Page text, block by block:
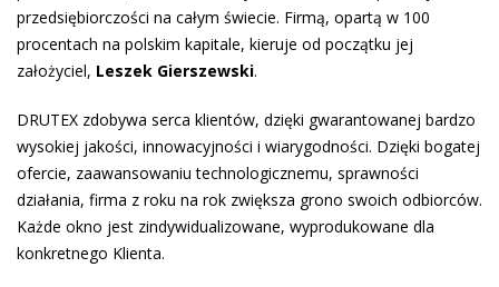
przedsiębiorczości na całym świecie. Firmą, opartą w 100
procentach na polskim kapitale, kieruje od początku jej
założyciel, Leszek Gierszewski.
DRUTEX zdobywa serca klientów, dzięki gwarantowanej bardzo
wysokiej jakości, innowacyjności i wiarygodności. Dzięki bogatej
ofercie, zaawansowaniu technologicznemu, sprawności
działania, firma z roku na rok zwiększa grono swoich odbiorców.
Każde okno jest zindywidualizowane, wyprodukowane dla
konkretnego Klienta.